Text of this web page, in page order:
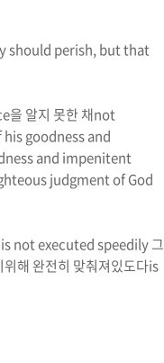
should perish, but that
을 알지 못한 채not
goodness and
and impenitent
judgment of God
not executed speedily그
위해 완전히 맞춰져있도다is